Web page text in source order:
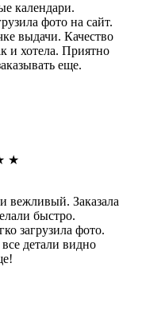
календари.
фото на сайт.
выдачи. Качество
и хотела. Приятно
еще.
★
вежливый. Заказала
быстро.
загрузила фото.
детали видно